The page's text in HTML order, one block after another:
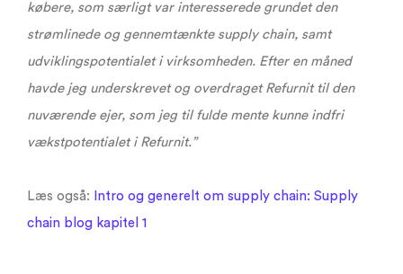
købere, som særligt var interesserede grundet den
strømlinede og gennemtænkte supply chain, samt
udviklingspotentialet i virksomheden. Efter en måned
havde jeg underskrevet og overdraget Refurnit til den
nuværende ejer, som jeg til fulde mente kunne indfri
vækstpotentialet i Refurnit.”
Læs også:
Intro og generelt om supply chain: Supply
chain blog kapitel 1